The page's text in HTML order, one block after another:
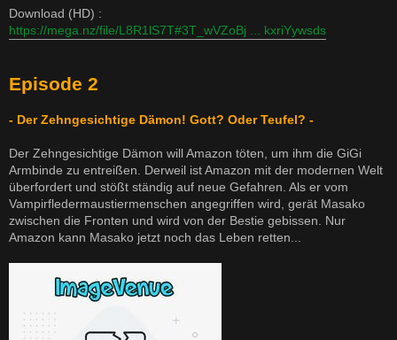
Download (HD) :
https://mega.nz/file/L8R1lS7T#3T_wVZoBj ... kxriYywsds
Episode 2
- Der Zehngesichtige Dämon! Gott? Oder Teufel? -
Der Zehngesichtige Dämon will Amazon töten, um ihm die GiGi
Armbinde zu entreißen. Derweil ist Amazon mit der modernen Welt
überfordert und stößt ständig auf neue Gefahren. Als er vom
Vampirfledermaustiermenschen angegriffen wird, gerät Masako
zwischen die Fronten und wird von der Bestie gebissen. Nur
Amazon kann Masako jetzt noch das Leben retten...